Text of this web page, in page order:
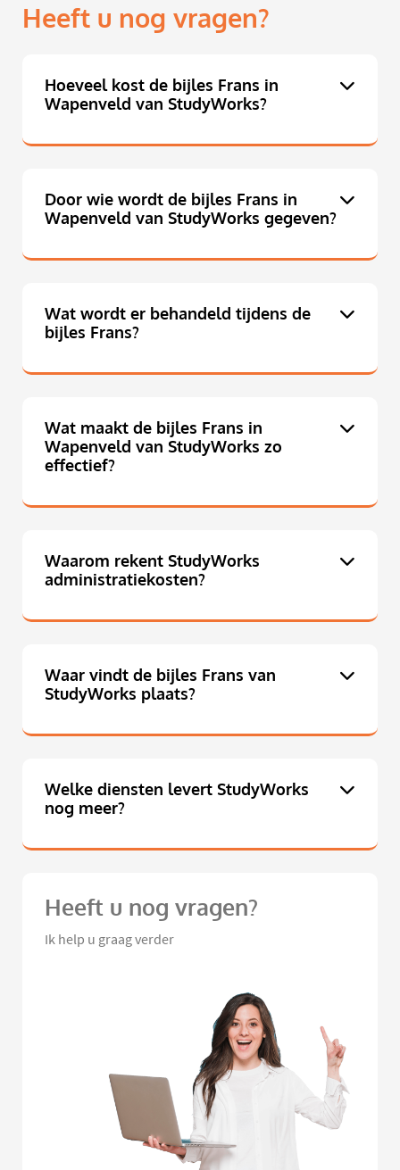
Heeft u nog vragen?
Hoeveel kost de bijles Frans in
Wapenveld van StudyWorks?
Door wie wordt de bijles Frans in
Wapenveld van StudyWorks gegeven?
Wat wordt er behandeld tijdens de
bijles Frans?
Wat maakt de bijles Frans in
Wapenveld van StudyWorks zo
effectief?
Waarom rekent StudyWorks
administratiekosten?
Waar vindt de bijles Frans van
StudyWorks plaats?
Welke diensten levert StudyWorks
nog meer?
Heeft u nog vragen?
Ik help u graag verder